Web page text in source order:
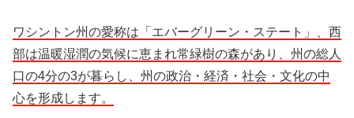
ワシントン州の愛称は「エバーグリーン・ステート」、西
部は温暖湿潤の気候に恵まれ常緑樹の森があり、州の総人
口の4分の3が暮らし、州の政治・経済・社会・文化の中
心を形成します。